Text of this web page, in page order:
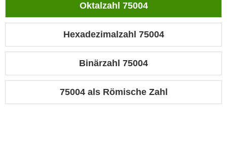
Oktalzahl 75004
Hexadezimalzahl 75004
Binärzahl 75004
75004 als Römische Zahl